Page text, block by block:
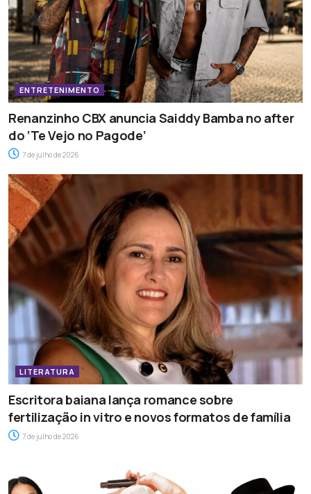
ENTRETENIMENTO
Renanzinho CBX anuncia Saiddy Bamba no after
do ‘Te Vejo no Pagode’
7 de julho de 2026
LITERATURA
Escritora baiana lança romance sobre
fertilização in vitro e novos formatos de família
7 de julho de 2026